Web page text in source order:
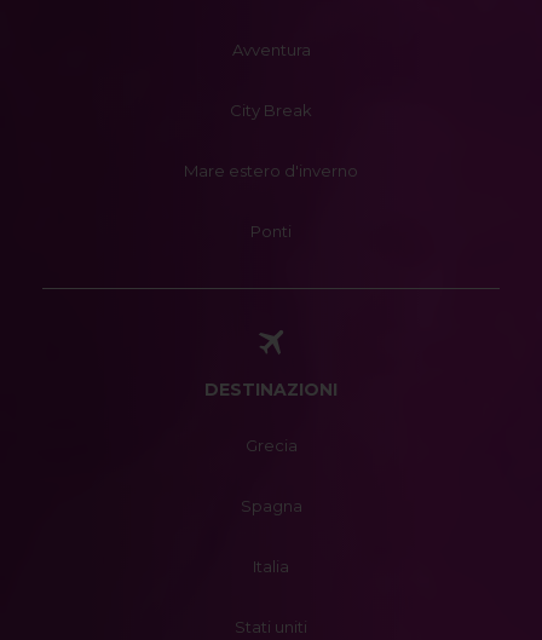
Avventura
City Break
Mare estero d'inverno
Ponti
DESTINAZIONI
Grecia
Spagna
Italia
Stati uniti